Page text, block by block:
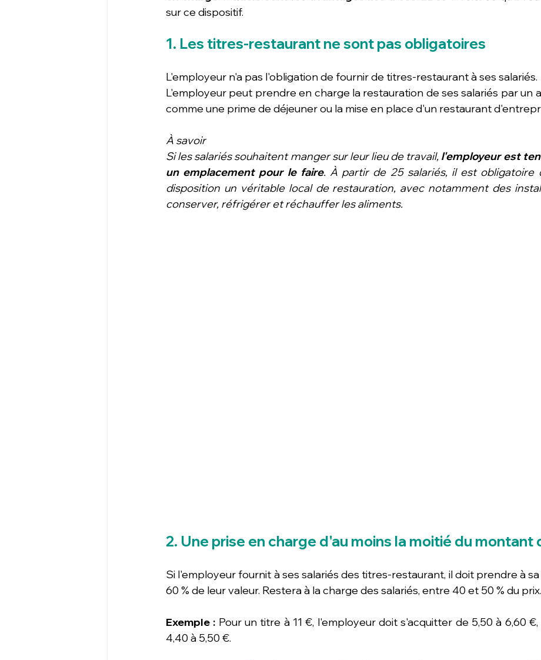
sur ce dispositif.
1. Les titres-restaurant ne sont pas obligatoires
L'employeur n'a pas l'obligation de fournir de titres-restaurant à ses salariés.
L'employeur peut prendre en charge la restauration de ses salariés par un
comme une prime de déjeuner ou la mise en place d'un restaurant
À savoir
Si les salariés souhaitent manger sur leur lieu de travail, l'employeur est
un emplacement pour le faire. À partir de 25 salariés, il est obligatoire
disposition un véritable local de restauration, avec notamment des
conserver, réfrigérer et réchauffer les aliments.
2. Une prise en charge d'au moins la moitié du montant
Si l'employeur fournit à ses salariés des titres-restaurant, il doit prendre à
60 % de leur valeur. Restera à la charge des salariés, entre 40 et 50 % du prix.
Exemple : Pour un titre à 11 €, l'employeur doit s'acquitter de 5,50 à 6,60
4,40 à 5,50 €.